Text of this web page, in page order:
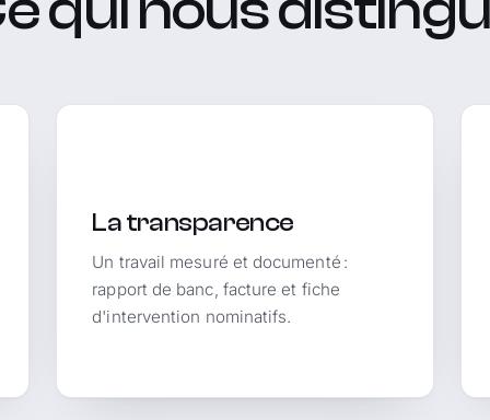
La transparence
Un travail mesuré et documenté :
rapport de banc, facture et fiche
d'intervention nominatifs.